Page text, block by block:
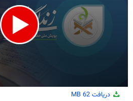
دریافت 62 MB